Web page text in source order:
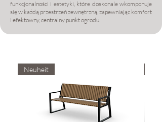
funkcjonalności i estetyki, które doskonale wkomponuje
się w każdą przestrzeń zewnętrzną, zapewniając komfort
i efektowny, centralny punkt ogrodu.
Neuheit